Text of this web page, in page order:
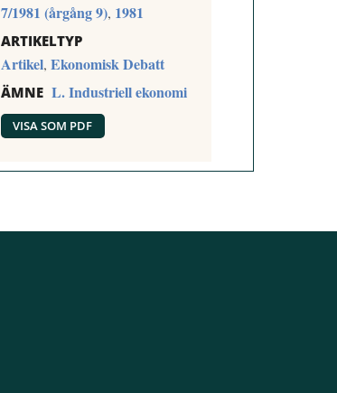
7/1981 (årgång 9), 1981
ARTIKELTYP
Artikel, Ekonomisk Debatt
ÄMNE L. Industriell ekonomi
VISA SOM PDF